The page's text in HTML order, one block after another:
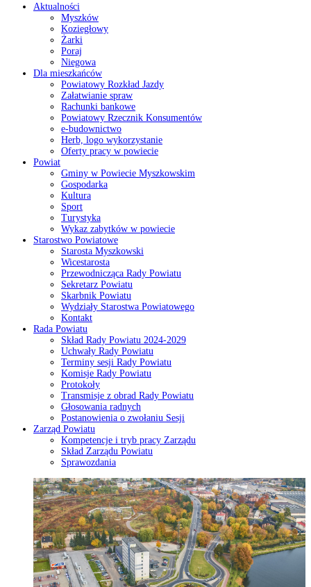
Aktualności
Myszków
Koziegłowy
Żarki
Poraj
Niegowa
Dla mieszkańców
Powiatowy Rozkład Jazdy
Załatwianie spraw
Rachunki bankowe
Powiatowy Rzecznik Konsumentów
e-budownictwo
Herb, logo wykorzystanie
Oferty pracy w powiecie
Powiat
Gminy w Powiecie Myszkowskim
Gospodarka
Kultura
Sport
Turystyka
Wykaz zabytków w powiecie
Starostwo Powiatowe
Starosta Myszkowski
Wicestarosta
Przewodnicząca Rady Powiatu
Sekretarz Powiatu
Skarbnik Powiatu
Wydziały Starostwa Powiatowego
Kontakt
Rada Powiatu
Skład Rady Powiatu 2024-2029
Uchwały Rady Powiatu
Terminy sesji Rady Powiatu
Komisje Rady Powiatu
Protokoły
Transmisje z obrad Rady Powiatu
Głosowania radnych
Postanowienia o zwołaniu Sesji
Zarząd Powiatu
Kompetencje i tryb pracy Zarządu
Skład Zarządu Powiatu
Sprawozdania